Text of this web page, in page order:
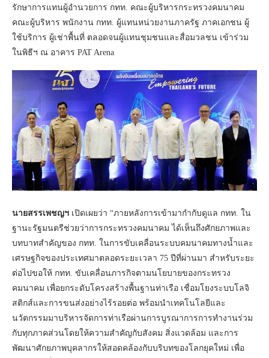
รักษาการแทนผู้อำนวยการ กทท. คณะผู้บริหารกระทรวงคมนาคม
คณะผู้บริหาร พนักงาน กทท. ผู้แทนหน่วยงานภาครัฐ ภาคเอกชน ผู้
ใช้บริการ ผู้เช่าพื้นที่ ตลอดจนผู้แทนชุมชนและสื่อมวลชน เข้าร่วม
ในพิธีฯ ณ อาคาร PAT Arena
นายสรรเพชญฯ เปิดเผยว่า “ภายหลังการเข้ามากำกับดูแล กทท. ใน
ฐานะรัฐมนตรีช่วยว่าการกระทรวงคมนาคม ได้เห็นถึงศักยภาพและ
บทบาทสำคัญของ กทท. ในการขับเคลื่อนระบบคมนาคมทางน้ำและ
เศรษฐกิจของประเทศมาตลอดระยะเวลา 75 ปีที่ผ่านมา สำหรับระยะ
ต่อไปขอให้ กทท. ขับเคลื่อนภารกิจตามนโยบายของกระทรวง
คมนาคม เพื่อยกระดับโครงสร้างพื้นฐานท่าเรือ เชื่อมโยงระบบโลจิ
สติกส์และการขนส่งอย่างไร้รอยต่อ พร้อมนำเทคโนโลยีและ
นวัตกรรมมาบริหารจัดการท่าเรือผ่านการบูรณาการการทำงานร่วม
กับทุกภาคส่วนโดยให้ความสำคัญกับสังคม สิ่งแวดล้อม และการ
พัฒนาศักยภาพบุคลากรให้สอดคล้องกับบริบทของโลกยุคใหม่ เพื่อ